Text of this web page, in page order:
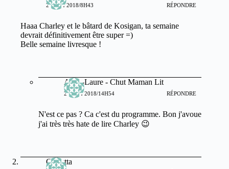
21 MAI 2018/8H43 RÉPONDRE
Haaa Charley et le bâtard de Kosigan, ta semaine
devrait définitivement être super =)
Belle semaine livresque !
Anne-Laure - Chut Maman Lit
22 MAI 2018/14H54 RÉPONDRE
N'est ce pas ? Ca c'est du programme. Bon j'avoue
j'ai très très hate de lire Charley 😉
Callistta